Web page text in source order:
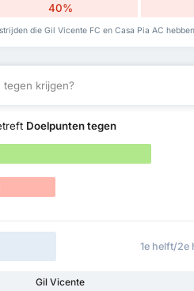
40%
die Gil Vicente FC en Casa Pia AC
tegen krijgen?
Doelpunten tegen
1e helft/2e
Gil Vicente